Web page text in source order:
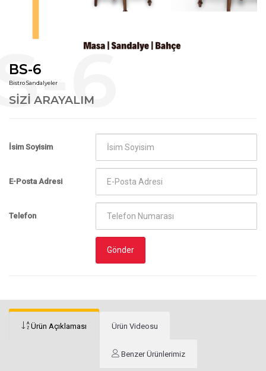
BS-6
Bistro Sandalyeler
SIZI ARAYALIM
İsim Soyisim
E-Posta Adresi
Telefon
Gönder
Ürün Açıklaması Ürün Videosu
Benzer Ürünlerimiz